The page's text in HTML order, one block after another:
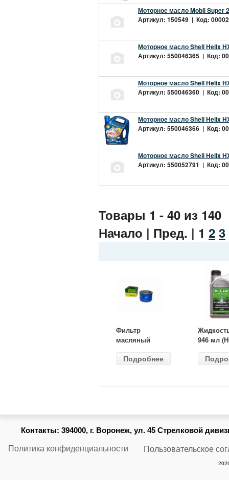
Моторное масло Mobil Super
Артикул: 150549 | Код:
Моторное масло Shell Helix
Артикул: 550046365 | Код:
Моторное масло Shell Helix
Артикул: 550046360 | Код:
Моторное масло Shell Helix
Артикул: 550046366 | Код:
Моторное масло Shell Helix
Артикул: 550052791 | Код:
Товары 1 - 40 из 140
Начало | Пред. | 1 2 3
Фильтр
масляный
(MANN) W
Подробнее
946 мл
Контакты: 394000, г. Воронеж, ул. 45 Стрелковой
Политика конфиденциальности Пользовательское